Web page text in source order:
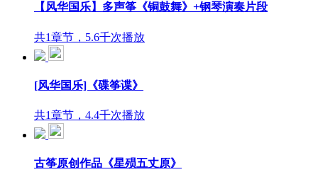
【风华国乐】多声筝《铜鼓舞》+钢琴演奏片段
共1章节，5.6千次播放
[风华国乐]《碟筝谍》
共1章节，4.4千次播放
古筝原创作品《星殒五丈原》